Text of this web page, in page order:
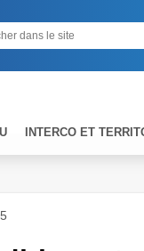
INTERCO ET